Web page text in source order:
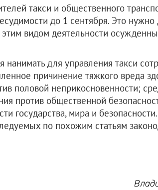
такси и общественного
до 1 сентября. Это
этим видом деятельности
нанимать для управления такси
причинение тяжкого вреда
половой неприкосновенности;
против общественной
государства, мира и
по похожим статьям